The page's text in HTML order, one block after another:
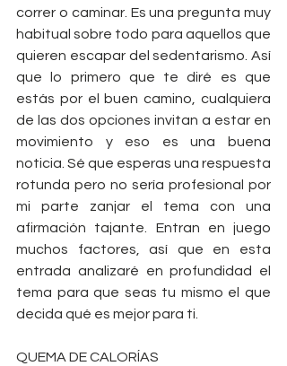
correr o caminar. Es una pregunta muy
habitual sobre todo para aquellos que
quieren escapar del sedentarismo. Así
que lo primero que te diré es que
estás por el buen camino, cualquiera
de las dos opciones invitan a estar en
movimiento y eso es una buena
noticia. Sé que esperas una respuesta
rotunda pero no sería profesional por
mi parte zanjar el tema con una
afirmación tajante. Entran en juego
muchos factores, así que en esta
entrada analizaré en profundidad el
tema para que seas tu mismo el que
decida qué es mejor para ti.
QUEMA DE CALORÍAS